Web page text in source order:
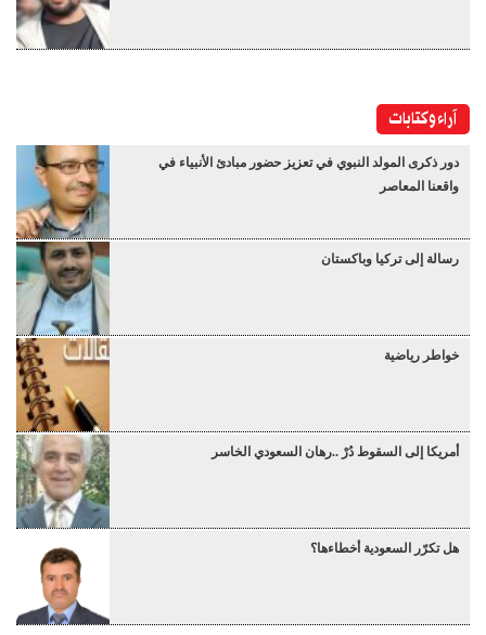
آراء وكتابات
دور ذكرى المولد النبوي في تعزيز حضور مبادئ الأنبياء في
واقعنا المعاصر
رسالة إلى تركيا وباكستان
خواطر رياضية
أمريكا إلى السقوط دُرْ ..رهان السعودي الخاسر
هل تكرّر السعودية أخطاءها؟